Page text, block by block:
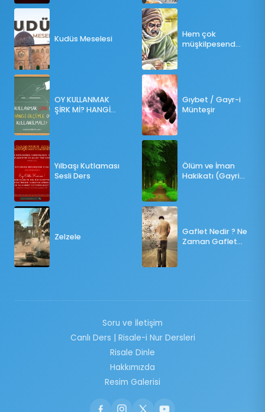
Kudüs Meselesi
OY KULLANMAK
ŞİRK Mİ? HANGİ
Yılbaşı Kutlaması
Sesli Ders
Zelzele
Hem çok
müşkilpesend
Gıybet / Gayr-i
Münteşir
Ölüm ve İman
Hakikatı (Gayri
Gaflet Nedir ? Ne
Zaman Gaflet
Soru ve İletişim
Canlı Ders | Risale-i Nur Dersleri
Risale Dinle
Hakkımızda
Resim Galerisi